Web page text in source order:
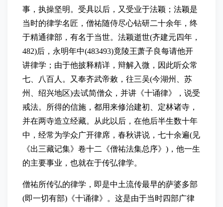
事，执操坚明。受具以后，又受业于法颖；法颖是
当时的律学名匠，僧祐随侍尽心钻研二十余年，终
于精通律部，有名于当世。法颖逝世(齐建元四年，
482)后，永明年中(483493)竟陵王萧子良每请他开
讲律学；由于他披释精详，辩解入微，因此听众常
七、八百人。又奉齐武帝敕，往三吴(今湖州、苏
州、绍兴地区)去试简僧众，并讲《十诵律》，说受
戒法。所得的信施，都用来修治建初、定林诸寺，
并在两寺造立经藏。从此以后，在他后半生数十年
中，经常为学众广开律席，春秋讲说，七十余遍(见
《出三藏记集》卷十二《僧祐法集总序》)，他一生
的主要事业，也就在于传弘律学。
僧祐所传弘的律学，即是中土流传最早的萨婆多部
(即一切有部)《十诵律》。这是由于当时四部广律